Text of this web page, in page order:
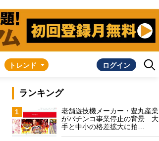
トレンド ログイン
ランキング
1
老舗遊技機メーカー・豊丸産業
がパチンコ事業停止の背景 大
手と中小の格差拡大に拍…